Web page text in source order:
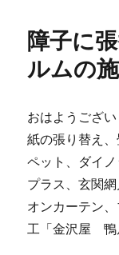
障子に
ルムの施
おはようござ
紙の張り替え
ペット、ダイ
プラス、玄関
オンカーテン
工「金沢屋 鴨